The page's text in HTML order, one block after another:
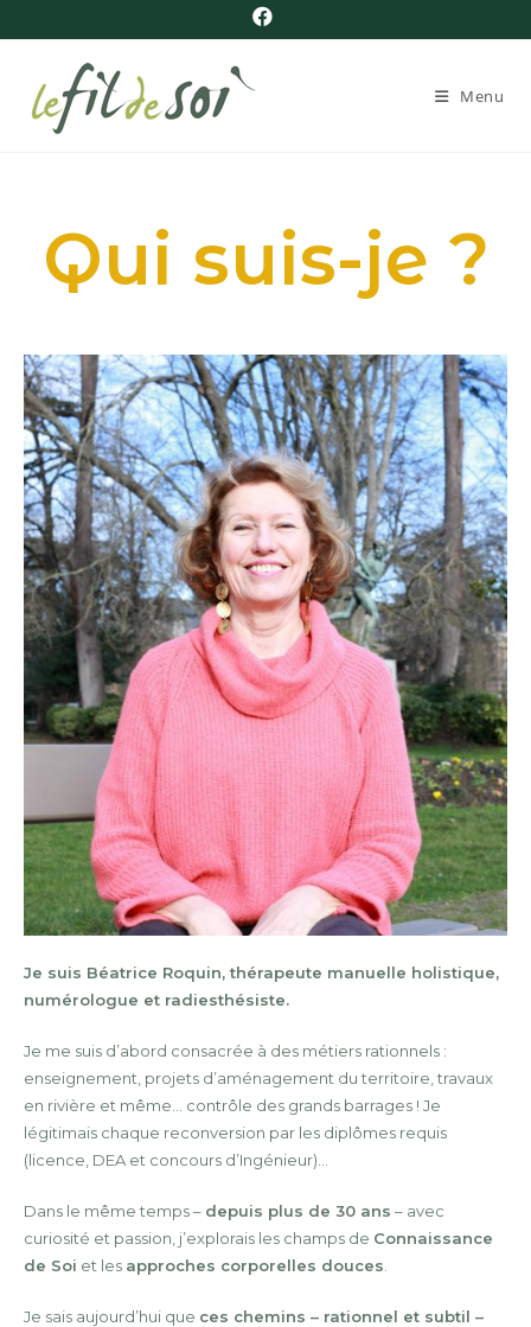
Menu
Qui suis-je ?
Je suis Béatrice Roquin, thérapeute manuelle holistique,
numérologue et radiesthésiste.
Je me suis d’abord consacrée à des métiers rationnels :
enseignement, projets d’aménagement du territoire, travaux
en rivière et même… contrôle des grands barrages ! Je
légitimais chaque reconversion par les diplômes requis
(licence, DEA et concours d’Ingénieur)…
Dans le même temps – depuis plus de 30 ans – avec
curiosité et passion, j’explorais les champs de Connaissance
de Soi et les approches corporelles douces
Je sais aujourd’hui que ces chemins – rationnel et subtil –